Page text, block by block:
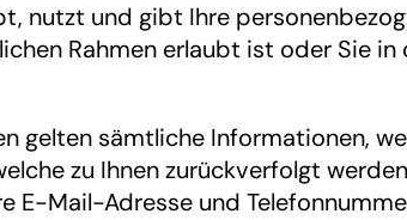
nutzt und gibt Ihre
Rahmen erlaubt ist oder Sie
gelten sämtliche Informationen,
zu Ihnen zurückverfolgt
E-Mail-Adresse und